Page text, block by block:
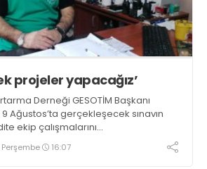
projeler yapacağız’
Derneği GESOTİM Başkanı
Ağustos’ta gerçekleşecek sınavın
ekip çalışmalarını
ifade ederek açıklamalarda
“Gölcük’te ve Kocaeli genelinde ses
16:07